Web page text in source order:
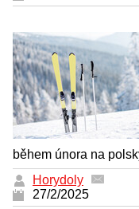
během února na
Horydoly
27/2/2025